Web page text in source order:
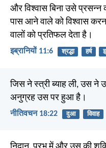
और विश्वास बिना उसे प्रसन्न
पास आने वाले को विश्वास
वालों को प्रतिफल देता है।
इब्रानियों 11:6 श्रद्धा हर्ष
जिस ने स्त्री ब्याह ली, उस ने
अनुग्रह उस पर हुआ है।
नीतिवचन 18:22 दुआ विवाह